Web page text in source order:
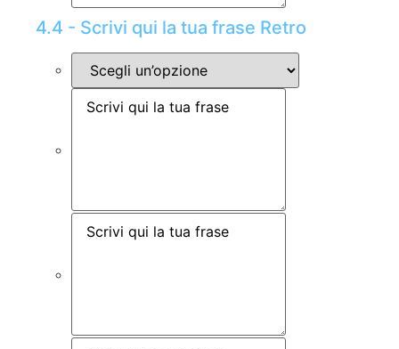
4.4 - Scrivi qui la tua frase Retro